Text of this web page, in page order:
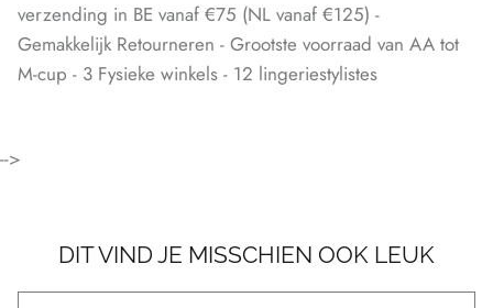
verzending in BE vanaf €75 (NL vanaf €125) -
Gemakkelijk Retourneren - Grootste voorraad van AA tot
M-cup - 3 Fysieke winkels - 12 lingeriestylistes
-->
DIT VIND JE MISSCHIEN OOK LEUK